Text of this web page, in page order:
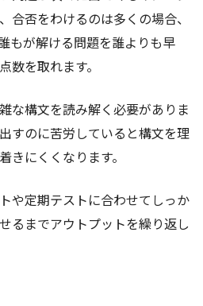
合否をわけるのは多くの場合、
もが解ける問題を誰よりも早
数を取れます。
な構文を読み解く必要がありま
すのに苦労していると構文を理
きにくくなります。
や定期テストに合わせてしっか
るまでアウトプットを繰り返し